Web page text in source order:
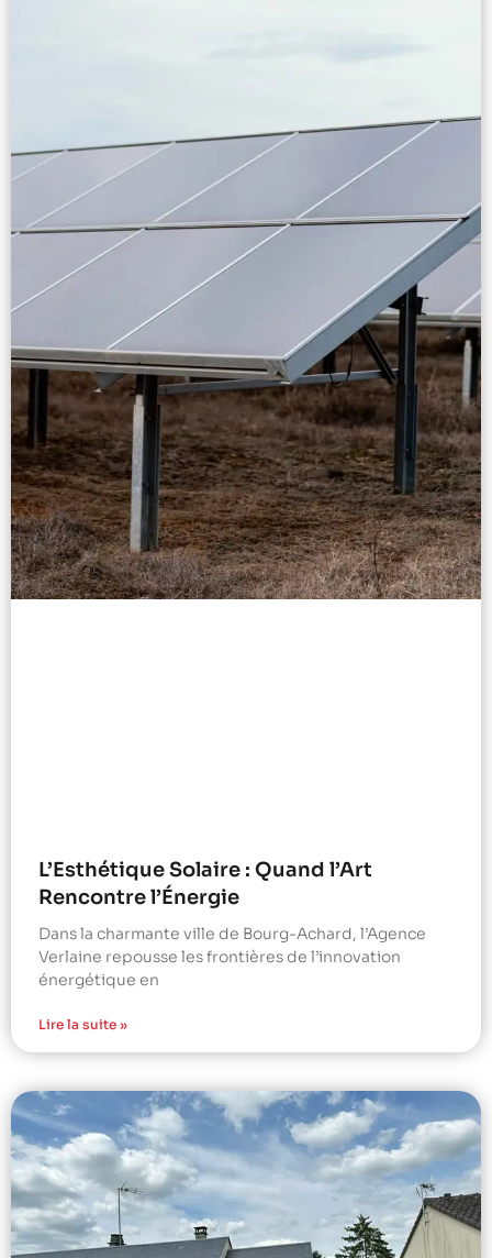
L’Esthétique Solaire : Quand l’Art
Rencontre l’Énergie
Dans la charmante ville de Bourg-Achard, l’Agence
Verlaine repousse les frontières de l’innovation
énergétique en
Lire la suite »